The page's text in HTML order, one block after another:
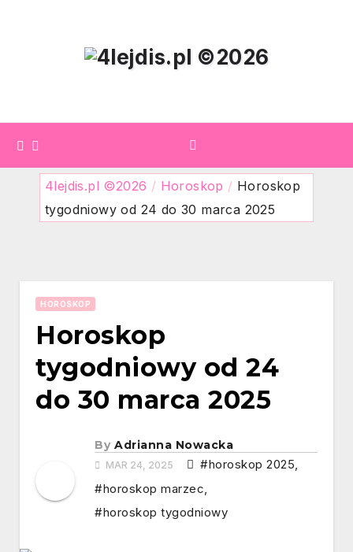
4lejdis.pl ©2026 / Horoskop / Horoskop
tygodniowy od 24 do 30 marca 2025
HOROSKOP
Horoskop
tygodniowy od 24
do 30 marca 2025
By Adrianna Nowacka
MAR 24, 2025 #horoskop 2025,
#horoskop marzec,
#horoskop tygodniowy